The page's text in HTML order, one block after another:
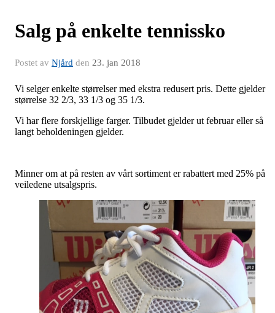
Salg på enkelte tennissko
Postet av Njård den 23. jan 2018
Vi selger enkelte størrelser med ekstra redusert pris. Dette gjelder
størrelse 32 2/3, 33 1/3 og 35 1/3.
Vi har flere forskjellige farger. Tilbudet gjelder ut februar eller så
langt beholdeningen gjelder.
Minner om at på resten av vårt sortiment er rabattert med 25% på
veiledene utsalgspris.